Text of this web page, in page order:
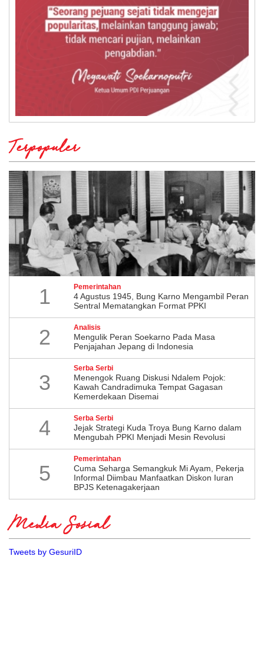
Terpopuler
1 Pemerintahan
4 Agustus 1945, Bung Karno Mengambil Peran
Sentral Mematangkan Format PPKI
2 Analisis
Mengulik Peran Soekarno Pada Masa
Penjajahan Jepang di Indonesia
3
Serba Serbi
Menengok Ruang Diskusi Ndalem Pojok:
Kawah Candradimuka Tempat Gagasan
Kemerdekaan Disemai
4 Serba Serbi
Jejak Strategi Kuda Troya Bung Karno dalam
Mengubah PPKI Menjadi Mesin Revolusi
5
Pemerintahan
Cuma Seharga Semangkuk Mi Ayam, Pekerja
Informal Diimbau Manfaatkan Diskon Iuran
BPJS Ketenagakerjaan
Media Sosial
Tweets by GesuriID